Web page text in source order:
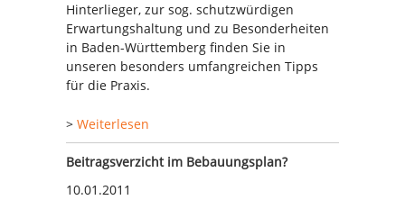
Hinterlieger, zur sog. schutzwürdigen
Erwartungshaltung und zu Besonderheiten
in Baden-Württemberg finden Sie in
unseren besonders umfangreichen Tipps
für die Praxis.
> Weiterlesen
Beitragsverzicht im Bebauungsplan?
10.01.2011